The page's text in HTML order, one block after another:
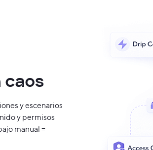
y escenarios
y permisos
manual =